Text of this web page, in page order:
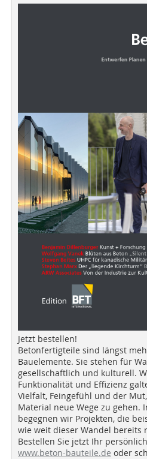
Jetzt bestellen!
Betonfertigteile sind längst
Bauelemente. Sie stehen für
gesellschaftlich und kulturell.
Funktionalität und Effizienz
Vielfalt, Feingefühl und der
Material neue Wege zu gehen.
begegnen wir Projekten, die
wie weit dieser Wandel bereits
Bestellen Sie jetzt Ihr
www.beton-bauteile.de oder